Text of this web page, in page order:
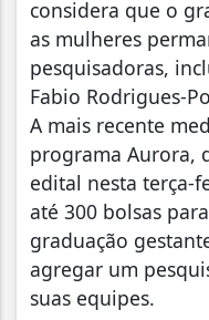
considera que o
as mulheres
pesquisadoras,
Fabio Rodrigues-
A mais recente
programa Aurora,
edital nesta terça-
até 300 bolsas
graduação
agregar um
suas equipes.